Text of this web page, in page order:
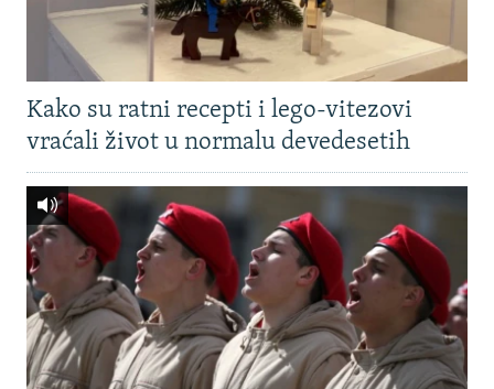
Kako su ratni recepti i lego-vitezovi
vraćali život u normalu devedesetih